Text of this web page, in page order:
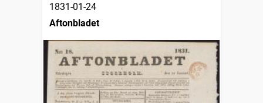
1831-01-24
Aftonbladet